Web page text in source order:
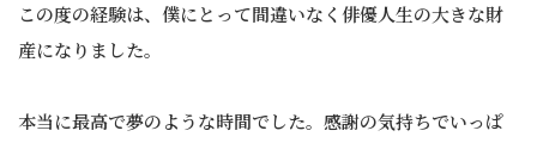
この度の経験は、僕にとって間違いなく俳優人生の大きな財
産になりました。
本当に最高で夢のような時間でした。感謝の気持ちでいっぱ